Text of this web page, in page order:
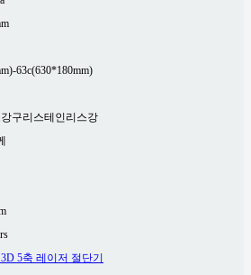
63c(630*180mm)
구리 스테인리스강